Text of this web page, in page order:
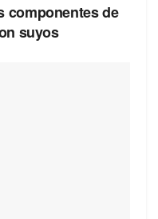
componentes de
suyos